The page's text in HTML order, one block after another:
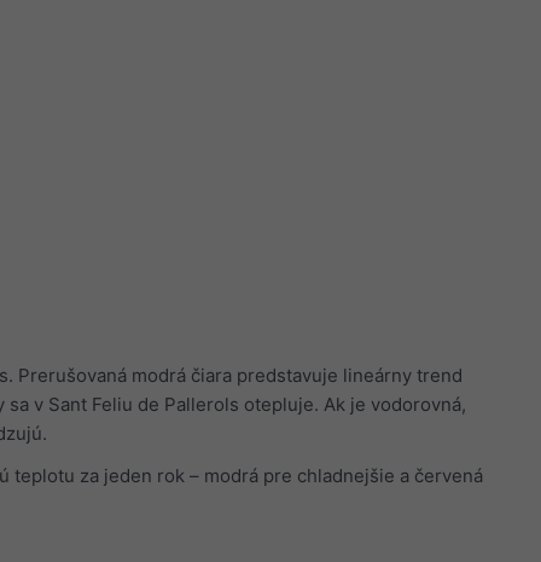
Prerušovaná modrá čiara predstavuje lineárny trend
v Sant Feliu de Pallerols otepluje. Ak je vodorovná,
za jeden rok – modrá pre chladnejšie a červená